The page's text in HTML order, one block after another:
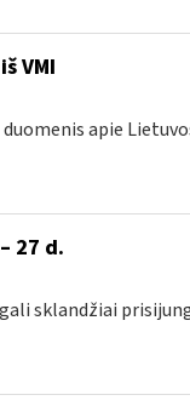
VMI
apie
27 d.
gali sklandžiai